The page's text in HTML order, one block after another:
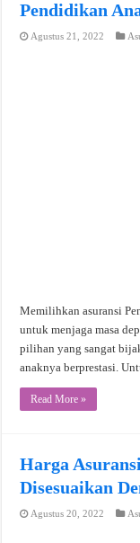
Pendidikan
Agustus 21, 2022
Memilihkan asuransi
untuk menjaga masa
pilihan yang sangat
anaknya berprestasi.
Read More »
Harga
Disesuaikan
Agustus 20, 2022